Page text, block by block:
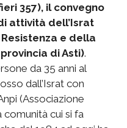
357), il convegno
attività dell’Israt
e della
di Asti).
da 35 anni al
dall’Israt con
(Associazione
comunità cui si fa